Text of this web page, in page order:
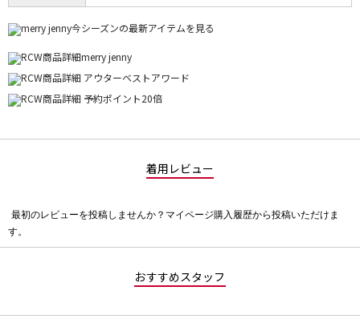
着用レビュー
価
最初のレビューを投稿しませんか？マイページ購入履歴から投稿いただけま
す。
おすすめスタッフ